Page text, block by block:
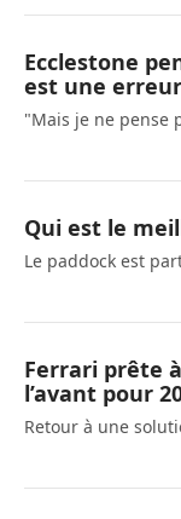
Ecclestone
est une erreur
"Mais je ne pense
Qui est le
Le paddock est
Ferrari prête
l’avant pour
Retour à une